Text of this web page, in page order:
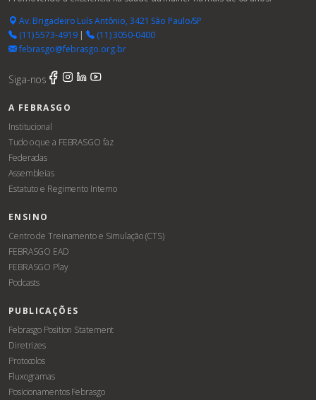
Av. Brigadeiro Luís Antônio, 3421 São Paulo/SP
(11) 5573-4919|
(11) 3050-0400
febrasgo@febrasgo.org.br
Siga-nos
A FEBRASGO
Institucional
Tudo o que a FEBRASGO faz
Federadas
Assembleias
Estatuto e Regimento Interno
ENSINO
Centro de Treinamento e Simulação (CTS)
FEBRASGO EAD
FEBRASGO Play
Podcasts
PUBLICAÇÕES
Febrasgo Position Statement
Diretrizes
Protocolos
Fluxogramas
Posicionamentos Febrasgo